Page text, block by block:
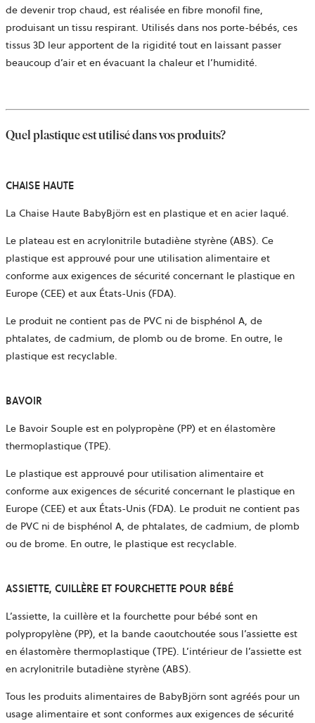
de devenir trop chaud, est réalisée en fibre monofil fine,
produisant un tissu respirant. Utilisés dans nos porte-bébés, ces
tissus 3D leur apportent de la rigidité tout en laissant passer
beaucoup d’air et en évacuant la chaleur et l’humidité.
Quel plastique est utilisé dans vos produits?
CHAISE HAUTE
La Chaise Haute BabyBjörn est en plastique et en acier laqué.
Le plateau est en acrylonitrile butadiène styrène (ABS). Ce
plastique est approuvé pour une utilisation alimentaire et
conforme aux exigences de sécurité concernant le plastique en
Europe (CEE) et aux États-Unis (FDA).
Le produit ne contient pas de PVC ni de bisphénol A, de
phtalates, de cadmium, de plomb ou de brome. En outre, le
plastique est recyclable.
BAVOIR
Le Bavoir Souple est en polypropène (PP) et en élastomère
thermoplastique (TPE).
Le plastique est approuvé pour utilisation alimentaire et
conforme aux exigences de sécurité concernant le plastique en
Europe (CEE) et aux États-Unis (FDA). Le produit ne contient pas
de PVC ni de bisphénol A, de phtalates, de cadmium, de plomb
ou de brome. En outre, le plastique est recyclable.
ASSIETTE, CUILLÈRE ET FOURCHETTE POUR BÉBÉ
L’assiette, la cuillère et la fourchette pour bébé sont en
polypropylène (PP), et la bande caoutchoutée sous l’assiette est
en élastomère thermoplastique (TPE). L’intérieur de l’assiette est
en acrylonitrile butadiène styrène (ABS).
Tous les produits alimentaires de BabyBjörn sont agréés pour un
usage alimentaire et sont conformes aux exigences de sécurité